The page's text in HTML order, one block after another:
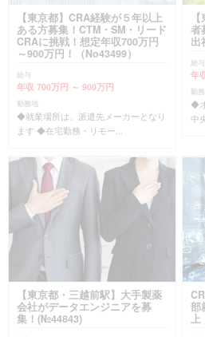
【東京都】CRA経験が５年以上
ある方募集！CTM・SM・リード
CRAに挑戦！想定年収700万円
～900万円！（No43499）
給与
年収 700万円 ～ 900万円
勤務地
◆就業場所は、派遣先メーカーとなり
ます ◆在宅勤務・リモー...
者
出
給与
年
勤
◆
中
【東京都・三越前駅】大手製薬
会社がデータエンジニアを募
集！(№44843)
部
上